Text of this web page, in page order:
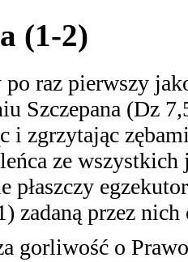
(1-2)
po raz pierwszy
Szczepana (Dz
i zgrzytając
ze
płaszczy
zadaną przez
gorliwość o